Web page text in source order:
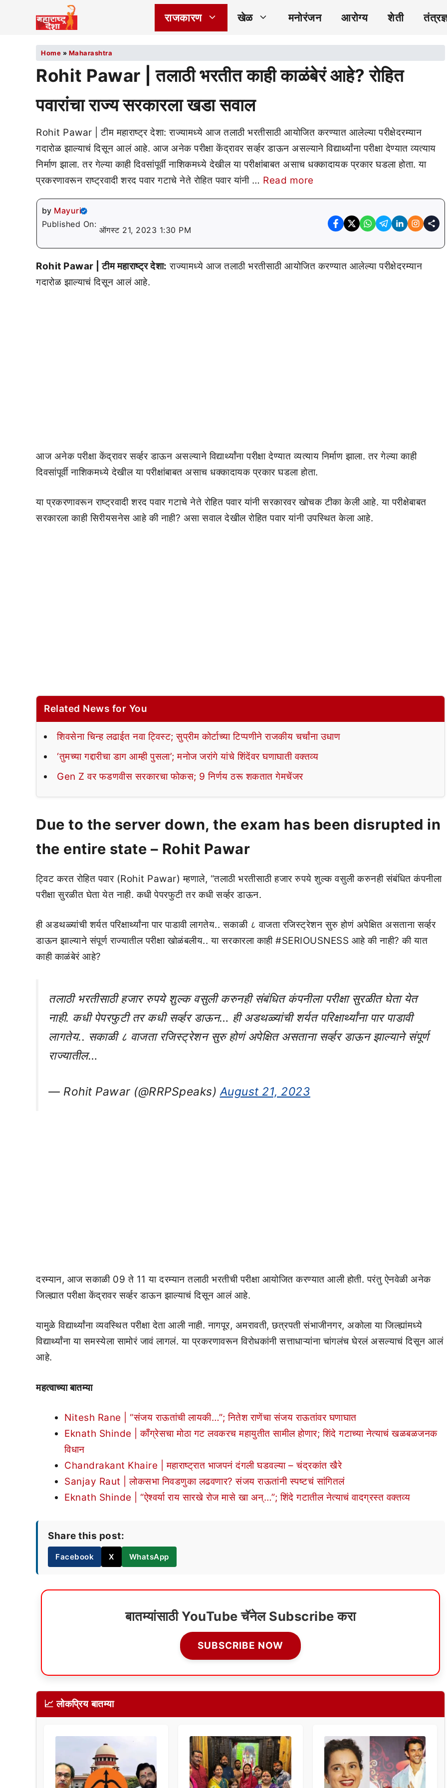
राजकारण खेळ मनोरंजन आरोग्य शेती
Home » Maharashtra
Rohit Pawar | तलाठी भरतीत काही काळंबेरं आहे? रोहित
पवारांचा राज्य सरकारला खडा सवाल
Rohit Pawar | टीम महाराष्ट्र देशा: राज्यामध्ये आज तलाठी भरतीसाठी आयोजित करण्यात आलेल्या परीक्षेदरम्यान
गदारोळ झाल्याचं दिसून आलं आहे. आज अनेक परीक्षा केंद्रावर सर्व्हर डाऊन असल्याने विद्यार्थ्यांना परीक्षा देण्यात व्यत्याय
निर्माण झाला. तर गेल्या काही दिवसांपूर्वी नाशिकमध्ये देखील या परीक्षांबाबत असाच धक्कादायक प्रकार घडला होता. या
प्रकरणावरून राष्ट्रवादी शरद पवार गटाचे नेते रोहित पवार यांनी … Read more
by Mayuri
Published On:
ऑगस्ट 21, 2023 1:30 PM
Rohit Pawar | टीम महाराष्ट्र देशा: राज्यामध्ये आज तलाठी भरतीसाठी आयोजित करण्यात आलेल्या परीक्षेदरम्यान
गदारोळ झाल्याचं दिसून आलं आहे.
आज अनेक परीक्षा केंद्रावर सर्व्हर डाऊन असल्याने विद्यार्थ्यांना परीक्षा देण्यात व्यत्याय निर्माण झाला. तर गेल्या काही
दिवसांपूर्वी नाशिकमध्ये देखील या परीक्षांबाबत असाच धक्कादायक प्रकार घडला होता.
या प्रकरणावरून राष्ट्रवादी शरद पवार गटाचे नेते रोहित पवार यांनी सरकारवर खोचक टीका केली आहे. या परीक्षेबाबत
सरकारला काही सिरीयसनेस आहे की नाही? असा सवाल देखील रोहित पवार यांनी उपस्थित केला आहे.
Related News for You
शिवसेना चिन्ह लढाईत नवा ट्विस्ट; सुप्रीम कोर्टाच्या टिप्पणीने राजकीय चर्चांना उधाण
‘तुमच्या गद्दारीचा डाग आम्ही पुसला’; मनोज जरांगे यांचे शिंदेंवर घणाघाती वक्तव्य
Gen Z वर फडणवीस सरकारचा फोकस; 9 निर्णय ठरू शकतात गेमचेंजर
Due to the server down, the exam has been disrupted in
the entire state – Rohit Pawar
ट्विट करत रोहित पवार (Rohit Pawar) म्हणाले, “तलाठी भरतीसाठी हजार रुपये शुल्क वसुली करुनही संबंधित कंपनीला
परीक्षा सुरळीत घेता येत नाही. कधी पेपरफुटी तर कधी सर्व्हर डाऊन.
ही अडथळ्यांची शर्यत परिक्षार्थ्यांना पार पाडावी लागतेय.. सकाळी ८ वाजता रजिस्ट्रेशन सुरु होणं अपेक्षित असताना सर्व्हर
डाऊन झाल्याने संपूर्ण राज्यातील परीक्षा खोळंबलीय.. या सरकारला काही #SERIOUSNESS आहे की नाही? की यात
काही काळंबेरं आहे?
तलाठी भरतीसाठी हजार रुपये शुल्क वसुली करुनही संबंधित कंपनीला परीक्षा सुरळीत घेता येत
नाही. कधी पेपरफुटी तर कधी सर्व्हर डाऊन… ही अडथळ्यांची शर्यत परिक्षार्थ्यांना पार पाडावी
लागतेय.. सकाळी ८ वाजता रजिस्ट्रेशन सुरु होणं अपेक्षित असताना सर्व्हर डाऊन झाल्याने संपूर्ण
राज्यातील…
— Rohit Pawar (@RRPSpeaks)August 21, 2023
दरम्यान, आज सकाळी 09 ते 11 या दरम्यान तलाठी भरतीची परीक्षा आयोजित करण्यात आली होती. परंतु ऐनवेळी अनेक
जिल्ह्यात परीक्षा केंद्रावर सर्व्हर डाऊन झाल्याचं दिसून आलं आहे.
यामुळे विद्यार्थ्यांना व्यवस्थित परीक्षा देता आली नाही. नागपूर, अमरावती, छत्रपती संभाजीनगर, अकोला या जिल्ह्यांमध्ये
विद्यार्थ्यांना या समस्येला सामोरं जावं लागलं. या प्रकरणावरून विरोधकांनी सत्ताधाऱ्यांना चांगलंच घेरलं असल्याचं दिसून आलं
आहे.
महत्वाच्या बातम्या
Nitesh Rane | “संजय राऊतांची लायकी…”; नितेश राणेंचा संजय राऊतांवर घणाघात
Eknath Shinde | काँग्रेसचा मोठा गट लवकरच महायुतीत सामील होणार; शिंदे गटाच्या नेत्याचं खळबळजनक
विधान
Chandrakant Khaire | महाराष्ट्रात भाजपनं दंगली घडवल्या – चंद्रकांत खैरे
Sanjay Raut | लोकसभा निवडणुका लढवणार? संजय राऊतांनी स्पष्टचं सांगितलं
Eknath Shinde | “ऐश्वर्या राय सारखे रोज मासे खा अन्…”; शिंदे गटातील नेत्याचं वादग्रस्त वक्तव्य
Share this post:
Facebook X WhatsApp
बातम्यांसाठी YouTube चॅनेल Subscribe करा
SUBSCRIBE NOW
📈 लोकप्रिय बातम्या